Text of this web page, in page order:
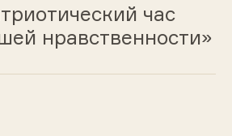
час
нравственности»